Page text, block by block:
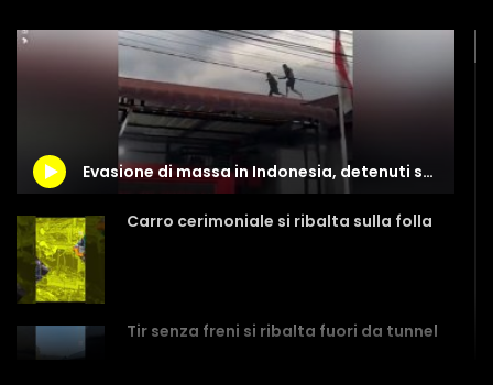
Evasione di massa in Indonesia, detenuti scappano dai tetti e per strada
Carro cerimoniale si ribalta sulla folla
Tir senza freni si ribalta fuori da tunnel